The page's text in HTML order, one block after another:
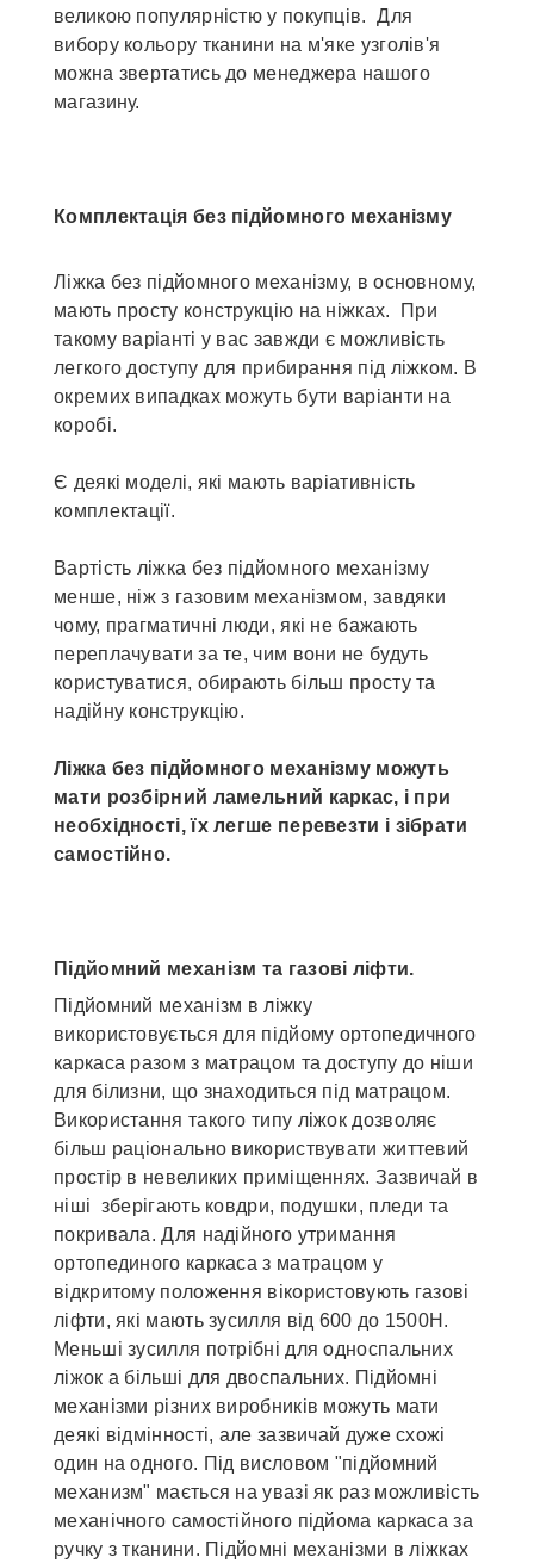
великою популярністю у покупців. Для
вибору кольору тканини на м'яке узголів'я
можна звертатись до менеджера нашого
магазину.
Комплектація без підйомного механізму
Ліжка без підйомного механізму, в основному,
мають просту конструкцію на ніжках. При
такому варіанті у вас завжди є можливість
легкого доступу для прибирання під ліжком. В
окремих випадках можуть бути варіанти на
коробі.
Є деякі моделі, які мають варіативність
комплектації.
Вартість ліжка без підйомного механізму
менше, ніж з газовим механізмом, завдяки
чому, прагматичні люди, які не бажають
переплачувати за те, чим вони не будуть
користуватися, обирають більш просту та
надійну конструкцію.
Ліжка без підйомного механізму можуть
мати розбірний ламельний каркас, і при
необхідності, їх легше перевезти і зібрати
самостійно.
Підйомний механізм та газові ліфти.
Підйомний механізм в ліжку
використовується для підйому ортопедичного
каркаса разом з матрацом та доступу до ніши
для білизни, що знаходиться під матрацом.
Використання такого типу ліжок дозволяє
більш раціонально використвувати життевий
простір в невеликих приміщеннях. Зазвичай в
ніші зберігають ковдри, подушки, пледи та
покривала. Для надійного утримання
ортопединого каркаса з матрацом у
відкритому положення вікористовують газові
ліфти, які мають зусилля від 600 до 1500Н.
Меньші зусилля потрібні для односпальних
ліжок а більші для двоспальних. Підйомні
механізми різних виробників можуть мати
деякі відмінності, але зазвичай дуже схожі
один на одного. Під висловом "підйомний
механизм" мається на увазі як раз можливість
механічного самостійного підйома каркаса за
ручку з тканини. Підйомні механізми в ліжках